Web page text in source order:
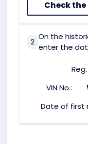
Check
2
On the
enter the
VIN No.:
Date of first